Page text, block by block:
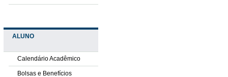
ALUNO
Calendário Acadêmico
Bolsas e Benefícios